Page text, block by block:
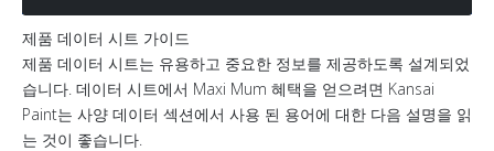
제품 데이터 시트 가이드
제품 데이터 시트는 유용하고 중요한 정보를 제공하도록 설계되었
습니다. 데이터 시트에서 Maxi Mum 혜택을 얻으려면 Kansai
Paint는 사양 데이터 섹션에서 사용 된 용어에 대한 다음 설명을 읽
는 것이 좋습니다.